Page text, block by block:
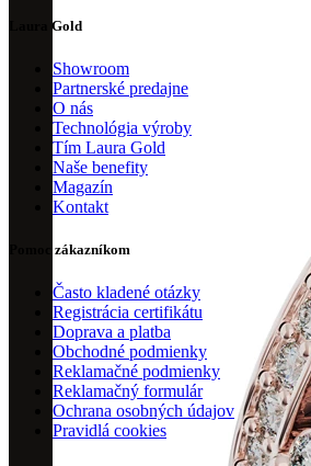
Laura Gold
Showroom
Partnerské predajne
O nás
Technológia výroby
Tím Laura Gold
Naše benefity
Magazín
Kontakt
Pomoc zákazníkom
Často kladené otázky
Registrácia certifikátu
Doprava a platba
Obchodné podmienky
Reklamačné podmienky
Reklamačný formulár
Ochrana osobných údajov
Pravidlá cookies